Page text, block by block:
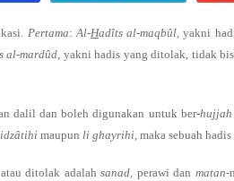
Pertama:Al-Hadîts al-maqbûl, yakni
al-mardûd, yakni hadis yang ditolak, tidak
dalil dan boleh digunakan untuk ber-hujjah
maupun li ghayrihi, maka sebuah
ditolak adalah sanad, perawi dan matan-